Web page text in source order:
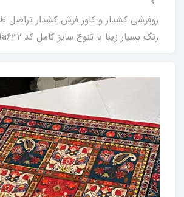
روفرشی کشدار و کاور فرش کشدار تراصل
رنگ بسیار زیبا با تنوع سایز کامل کد Rta632 (با فیلم)